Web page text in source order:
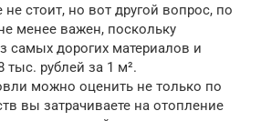
стоит, но вот другой вопрос, по
менее важен, поскольку
самых дорогих материалов и
тыс. рублей за 1 м².
можно оценить не только по
вы затрачиваете на отопление